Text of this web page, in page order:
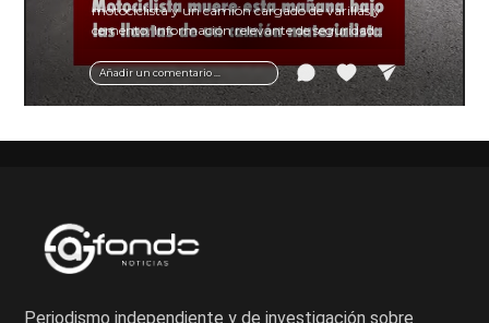
Añadir un comentario ...
motociclista y un camión cargado de varillas y
cemento. Información relevante de seguridad
vial y recomendaciones para motociclistas.
Periodismo independiente y de investigación sobre